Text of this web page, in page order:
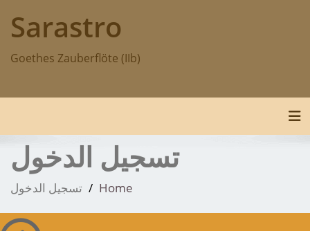
Sarastro
Goethes Zauberflöte (IIb)
Toggle navigation
تسجيل الدخول
Home تسجيل الدخول